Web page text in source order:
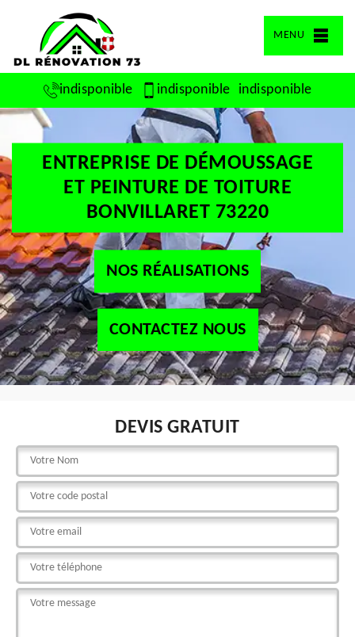
MENU
indisponible indisponible indisponible
ENTREPRISE DE DÉMOUSSAGE
ET PEINTURE DE TOITURE
BONVILLARET 73220
NOS RÉALISATIONS
CONTACTEZ NOUS
DEVIS GRATUIT